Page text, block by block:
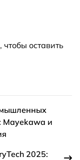
, чтобы оставить
Mayekawa и
2025: